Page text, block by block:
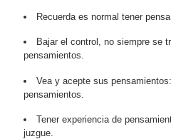
Recuerda es normal tener
Bajar el control, no siempre se
pensamientos.
Vea y acepte sus
pensamientos.
Tener experiencia de
juzgue.